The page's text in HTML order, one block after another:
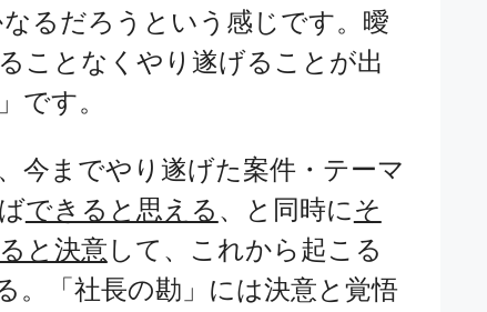
るだろうという感じです。曖
ことなくやり遂げることが出
です。
今までやり遂げた案件・テーマ
できると思える 、と同時にそ
と決意 して、これから起こる
。「社長の勘」には決意と覚悟